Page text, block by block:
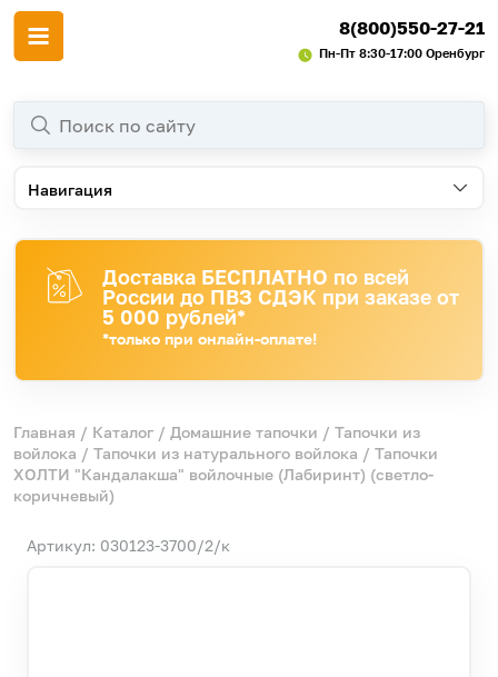
8(800)550-27-21
Пн-Пт 8:30-17:00 Оренбург
Навигация
Доставка БЕСПЛАТНО по всей
России до ПВЗ СДЭК при заказе от
5 000 рублей*
*только при онлайн-оплате!
Главная / Каталог / Домашние тапочки / Тапочки из
войлока / Тапочки из натурального войлока / Тапочки
ХОЛТИ "Кандалакша" войлочные (Лабиринт) (светло-
коричневый)
Артикул: 030123-3700/2/к